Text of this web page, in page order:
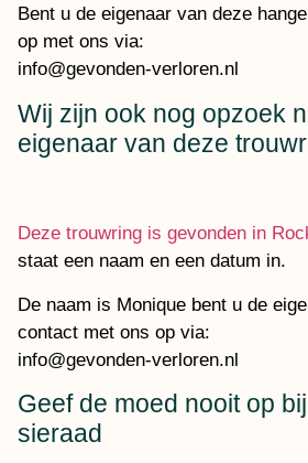
Bent u de eigenaar van deze
op met ons via:
info@gevonden-verloren.nl
Wij zijn ook nog opzoek
eigenaar van deze
Deze trouwring is gevonden in
staat een naam en een datum in.
De naam is Monique bent u de
contact met ons op via:
info@gevonden-verloren.nl
Geef de moed nooit op
sieraad